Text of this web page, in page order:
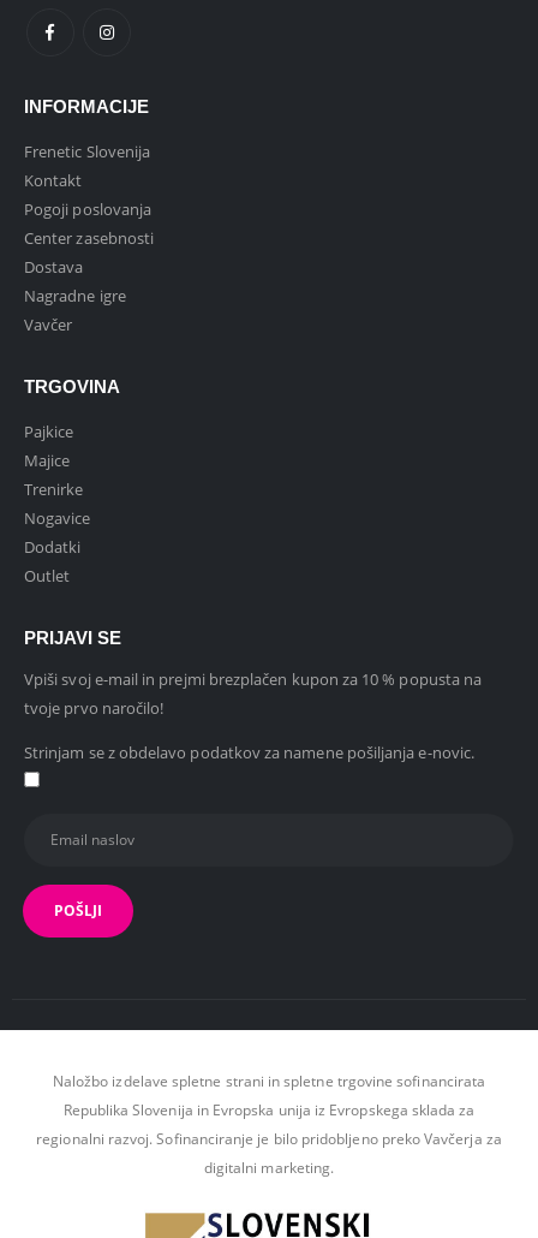
INFORMACIJE
Frenetic Slovenija
Kontakt
Pogoji poslovanja
Center zasebnosti
Dostava
Nagradne igre
Vavčer
TRGOVINA
Pajkice
Majice
Trenirke
Nogavice
Dodatki
Outlet
PRIJAVI SE
Vpiši svoj e-mail in prejmi brezplačen kupon za 10 % popusta na
tvoje prvo naročilo!
Strinjam se z obdelavo podatkov za namene pošiljanja e-novic.
Naložbo izdelave spletne strani in spletne trgovine sofinancirata
Republika Slovenija in Evropska unija iz Evropskega sklada za
regionalni razvoj. Sofinanciranje je bilo pridobljeno preko Vavčerja za
digitalni marketing.